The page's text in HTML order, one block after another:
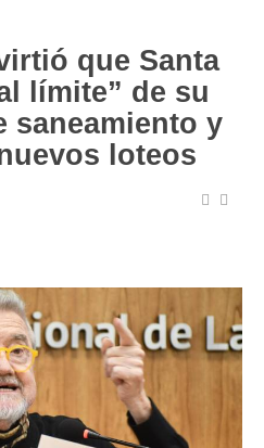
que Santa
límite” de su
saneamiento y
loteos